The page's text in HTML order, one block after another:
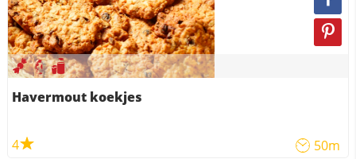
Havermout koekjes
4 50m